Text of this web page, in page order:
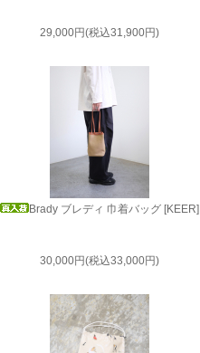
29,000円(税込31,900円)
Brady ブレディ 巾着バッグ [KEER]
30,000円(税込33,000円)